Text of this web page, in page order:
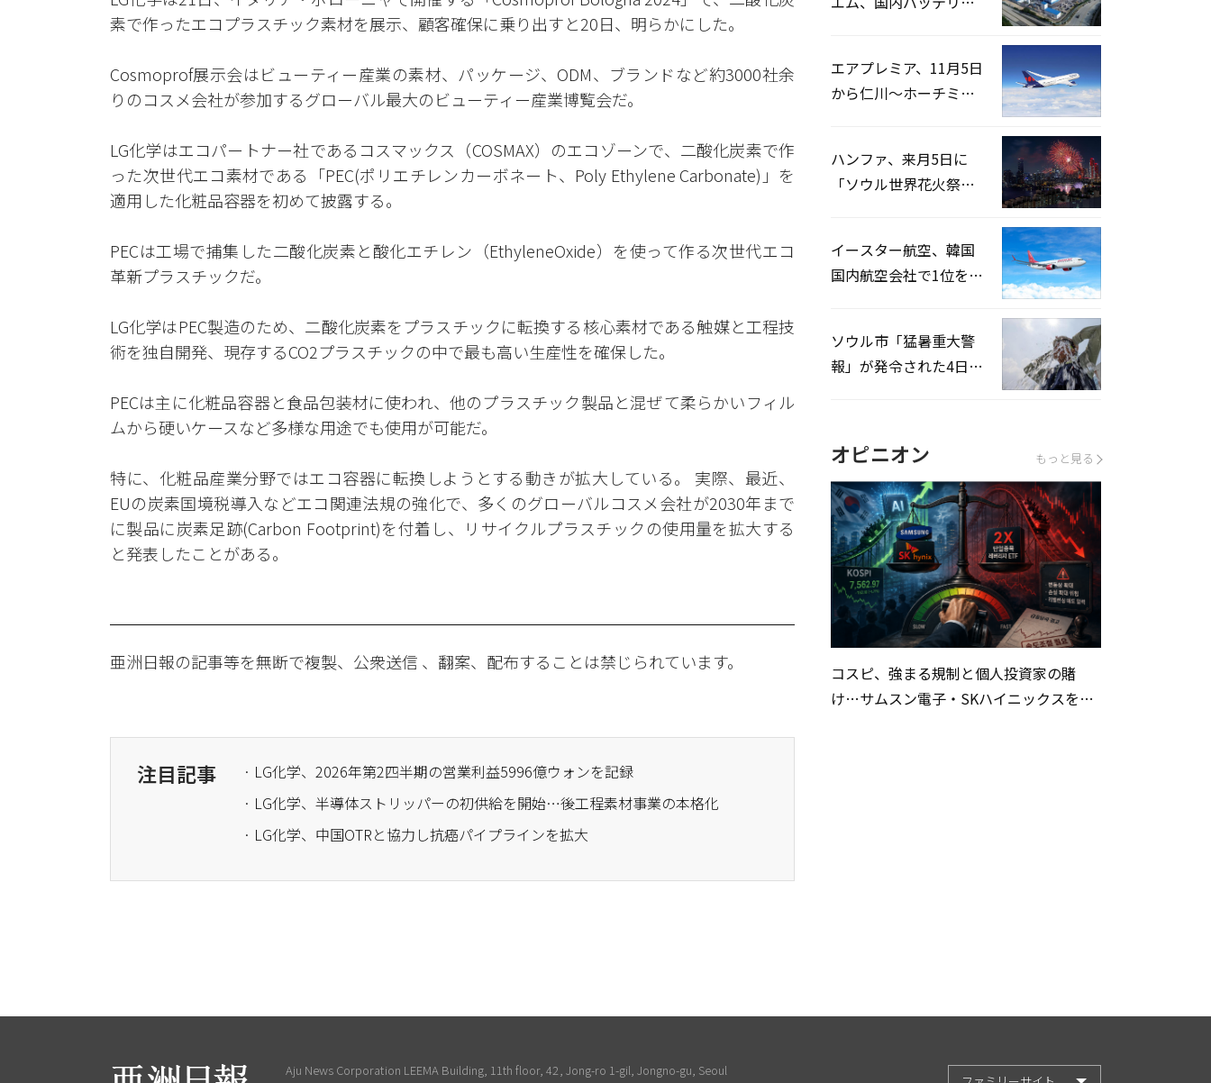
素で作ったエコプラスチック素材を展示、顧客確保に乗り出すと20日、明らかにした。
Cosmoprof展示会はビューティー産業の素材、パッケージ、ODM、ブランドなど約3000社余
りのコスメ会社が参加するグローバル最大のビューティー産業博覧会だ。
LG化学はエコパートナー社であるコスマックス（COSMAX）のエコゾーンで、二酸化炭素で作
った次世代エコ素材である「PEC(ポリエチレンカーボネート、Poly Ethylene Carbonate)」を
適用した化粧品容器を初めて披露する。
PECは工場で捕集した二酸化炭素と酸化エチレン（EthyleneOxide）を使って作る次世代エコ
革新プラスチックだ。
LG化学はPEC製造のため、二酸化炭素をプラスチックに転換する核心素材である触媒と工程技
術を独自開発、現存するCO2プラスチックの中で最も高い生産性を確保した。
PECは主に化粧品容器と食品包装材に使われ、他のプラスチック製品と混ぜて柔らかいフィル
ムから硬いケースなど多様な用途でも使用が可能だ。
特に、化粧品産業分野ではエコ容器に転換しようとする動きが拡大している。 実際、最近、
EUの炭素国境税導入などエコ関連法規の強化で、多くのグローバルコスメ会社が2030年まで
に製品に炭素足跡(Carbon Footprint)を付着し、リサイクルプラスチックの使用量を拡大する
と発表したことがある。
亜洲日報の記事等を無断で複製、公衆送信 、翻案、配布することは禁じられています。
注目記事
· LG化学、2026年第2四半期の営業利益5996億ウォンを記録
· LG化学、半導体ストリッパーの初供給を開始…後工程素材事業の本格化
· LG化学、中国OTRと協力し抗癌パイプラインを拡大
エアプレミア、11月5日
から仁川〜ホーチミン
ハンファ、来月5日に
「ソウル世界花火祭り
イースター航空、韓国
国内航空会社で1位を記
ソウル市「猛暑重大警
報」が発令された4日、
オピニオン もっと見る
コスピ、強まる規制と個人投資家の賭
け…サムスン電子・SKハイニックスを巡
Aju News Corporation LEEMA Building, 11th floor, 42, Jong-ro 1-gil, Jongno-gu, Seoul